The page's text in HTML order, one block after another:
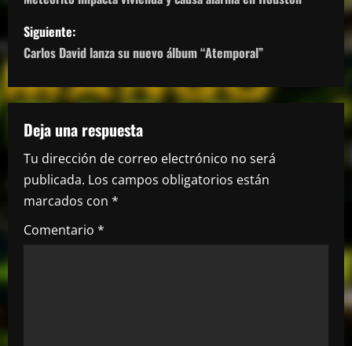
v
e
g
a
c
i
ó
Siguiente:
Carlos David lanza su nuevo álbum “Atemporal”
Deja una respuesta
Tu dirección de correo electrónico no será
publicada. Los campos obligatorios están
marcados con *
Comentario *